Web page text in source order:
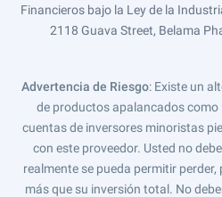
Financieros bajo la Ley de la
2118 Guava Street, Belama
Advertencia de Riesgo: Existe un
de productos apalancados como
cuentas de inversores minoristas
con este proveedor. Usted no
realmente se pueda permitir
más que su inversión total. No